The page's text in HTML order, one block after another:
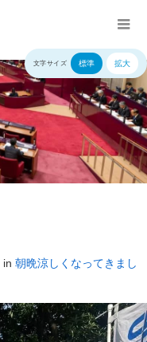
文字サイズ 標準 拡大
in 朝晩涼しくなってきまし